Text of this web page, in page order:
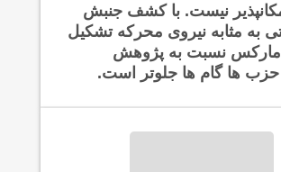
نیست. با کشف جنبش
به مثابه نیروی محرکه تشکیل
نسبت به پژوهش
حزب ها گام ها جلوتر است.